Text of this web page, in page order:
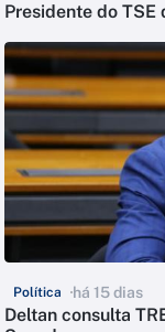
Presidente do TSE
Política há 15 dias
Deltan consulta